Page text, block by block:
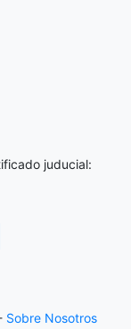
juducial:
Sobre Nosotros